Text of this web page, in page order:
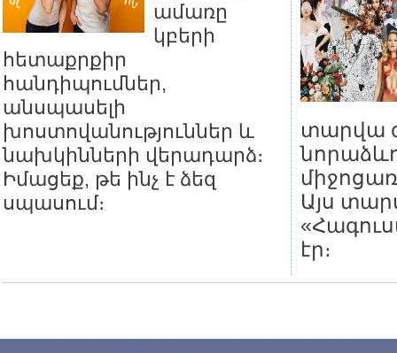
ամառը
կբերի
հետաքրքիր
հանդիպումներ,
անսպասելի
խոստովանություններ և
նախկինների վերադարձ։
Իմացեք, թե ինչ է ձեզ
սպասում։
տարվա
Այս
էր։